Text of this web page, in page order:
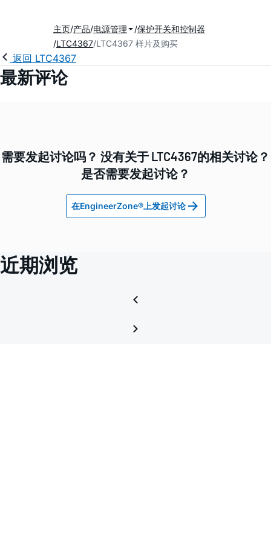
主页 产品 电源管理
保护开关和控制器
LTC4367 LTC4367 样片及购买
返回 LTC4367
最新评论
需要发起讨论吗？ 没有关于 LTC4367的相关讨论？
是否需要发起讨论？
在EngineerZone®上发起讨论
近期浏览